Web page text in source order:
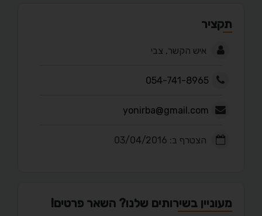
תקציר
איש הקשר, צבי
054-741-8965
yonirba@gmail.com
הצטרף ב: 03/04/2016
מעוניין בשירותים שלנו? השאר פרטים!